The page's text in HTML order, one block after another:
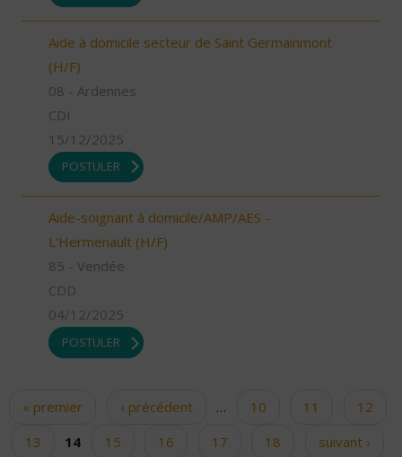
Aide à domicile secteur de Saint Germainmont
(H/F)
08 - Ardennes
CDI
15/12/2025
POSTULER
Aide-soignant à domicile/AMP/AES -
L'Hermenault (H/F)
85 - Vendée
CDD
04/12/2025
POSTULER
Pages
« premier ‹ précédent … 10 11
12
13
14 15 16 17 18
suivant ›